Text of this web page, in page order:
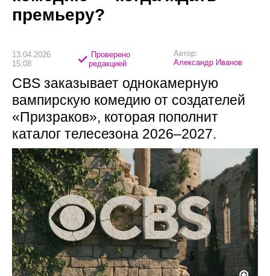
премьеру?
13.04.2026
15:08
Проверено
редакцией
Автор:
Александр Иванов
CBS заказывает однокамерную
вампирскую комедию от создателей
«Призраков», которая пополнит
каталог телесезона 2026–2027.